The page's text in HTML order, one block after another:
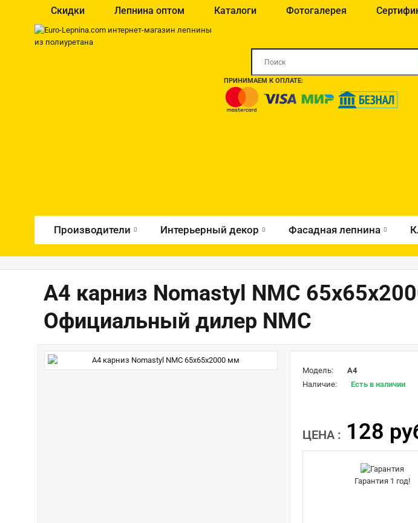
Скидки Лепнина оптом Каталоги Фотогалерея
ПРИНИМАЕМ К ОПЛАТЕ:
Производители Интерьерный декор Фасадная лепнина
A4 карниз Nomastyl NMC
Официальный дилер NMC
Модель:
A4
Наличие:
Есть в наличии
ЦЕНА : 128
Гарантия 1 год!